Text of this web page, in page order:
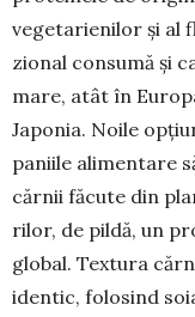
vege­tarienilor și al
zional consumă și
mare, atât în
Japonia. Noile
paniile alimentare
cărnii făcute din
rilor, de pildă, un
global. Textura
identic, folosind